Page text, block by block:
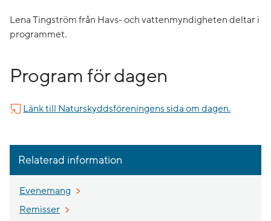
Lena Tingström från Havs- och vattenmyndigheten deltar i
programmet.
Program för dagen
Länk till Naturskyddsföreningens sida om dagen.
Relaterad information
Evenemang
Remisser